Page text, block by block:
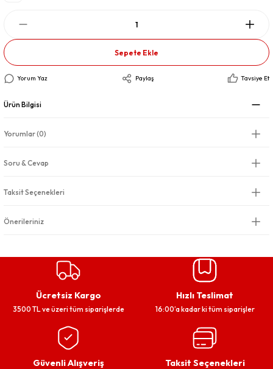
Sepete Ekle
Yorum Yaz Paylaş Tavsiye Et
Ürün Bilgisi
Yorumlar (0)
Soru & Cevap
Taksit Seçenekleri
Önerileriniz
Ücretsiz Kargo
3500 TL ve üzeri tüm siparişlerde
Hızlı Teslimat
16:00’a kadar ki tüm siparişler
Güvenli Alışveriş Taksit Seçenekleri